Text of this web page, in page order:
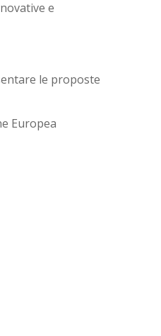
e
le proposte
Europea